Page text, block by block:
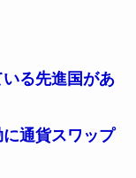
る先進国があ
通貨スワップ